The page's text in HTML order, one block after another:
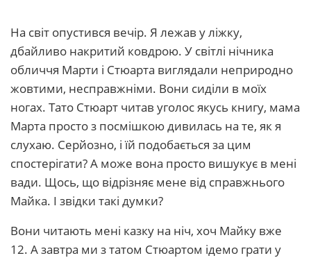
На світ опустився вечір. Я лежав у ліжку,
дбайливо накритий ковдрою. У світлі нічника
обличчя Марти і Стюарта виглядали неприродно
жовтими, несправжніми. Вони сиділи в моїх
ногах. Тато Стюарт читав уголос якусь книгу, мама
Марта просто з посмішкою дивилась на те, як я
слухаю. Серйозно, і їй подобається за цим
спостерігати? А може вона просто вишукує в мені
вади. Щось, що відрізняє мене від справжнього
Майка. І звідки такі думки?
Вони читають мені казку на ніч, хоч Майку вже
12. А завтра ми з татом Стюартом ідемо грати у